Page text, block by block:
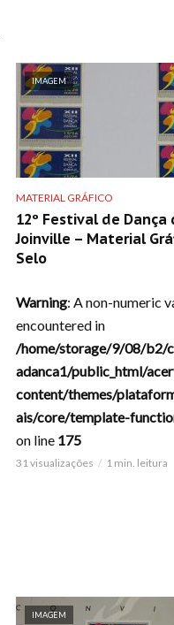
IMAGEM
MATERIAL GRÁFICO
12º Festival de Dança
Joinville – Material
Selo
Warning: A non-numeric
encountered in
/home/storage/9/08/b2/
adanca1/public_html/
content/themes/
ais/core/template-
on line 175
31 visualizações 1 min. leitura
IMAGEM